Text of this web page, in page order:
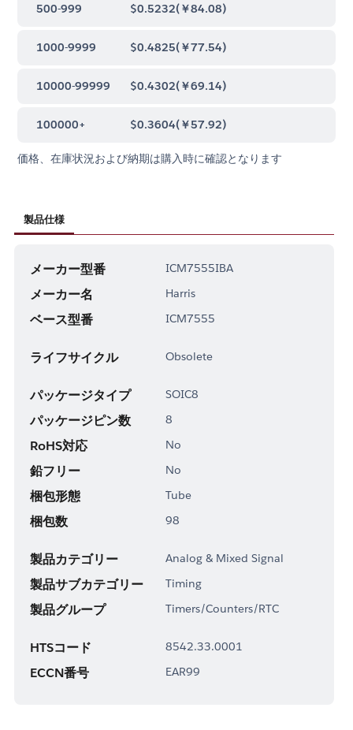
500-999 $0.5232(￥84.08)
1000-9999 $0.4825(￥77.54)
10000-99999 $0.4302(￥69.14)
100000+ $0.3604(￥57.92)
価格、在庫状況および納期は購入時に確認となります
製品仕様
メーカー型番 ICM7555IBA
メーカー名 Harris
ベース型番 ICM7555
ライフサイクル Obsolete
パッケージタイプ SOIC8
パッケージピン数 8
RoHS対応 No
鉛フリー No
梱包形態 Tube
梱包数 98
製品カテゴリー Analog & Mixed Signal
製品サブカテゴリー Timing
製品グループ Timers/Counters/RTC
HTSコード 8542.33.0001
ECCN番号 EAR99